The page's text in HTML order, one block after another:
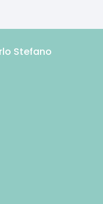
Stefano